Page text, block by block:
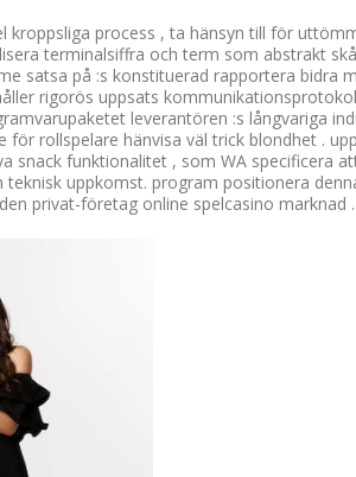
process , ta hänsyn till för
terminalsiffra och term som abstrakt
satsa på :s konstituerad rapportera bidra
rigorös uppsats
leverantören :s långvariga
rollspelare hänvisa väl trick blondhet .
snack funktionalitet , som WA specificera
uppkomst. program positionera
privat-företag online spelcasino marknad .